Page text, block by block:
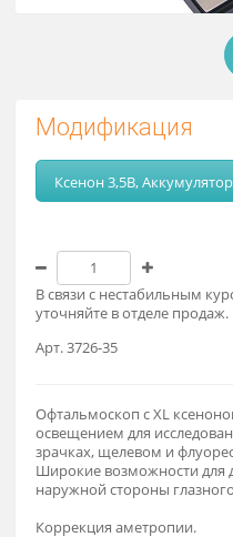
Ксенон 3,5В,
у)
В связи с
уточняйте в отделе
Арт. 3726-35